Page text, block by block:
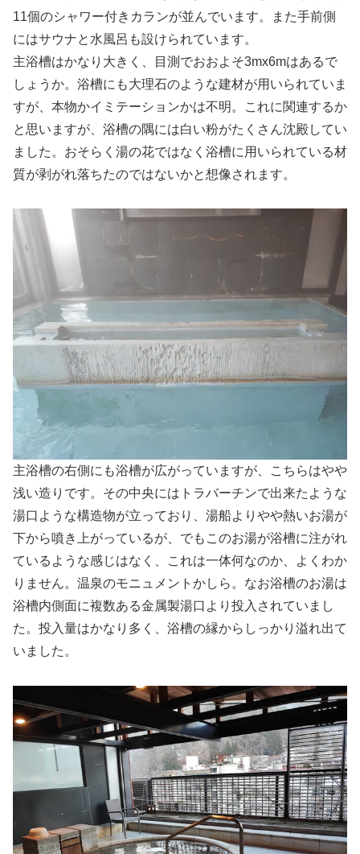
11個のシャワー付きカランが並んでいます。また手前側
にはサウナと水風呂も設けられています。
主浴槽はかなり大きく、目測でおおよそ3mx6mはあるで
しょうか。浴槽にも大理石のような建材が用いられていま
すが、本物かイミテーションかは不明。これに関連するか
と思いますが、浴槽の隅には白い粉がたくさん沈殿してい
ました。おそらく湯の花ではなく浴槽に用いられている材
質が剥がれ落ちたのではないかと想像されます。
主浴槽の右側にも浴槽が広がっていますが、こちらはやや
浅い造りです。その中央にはトラバーチンで出来たような
湯口ような構造物が立っており、湯船よりやや熱いお湯が
下から噴き上がっているが、でもこのお湯が浴槽に注がれ
ているような感じはなく、これは一体何なのか、よくわか
りません。温泉のモニュメントかしら。なお浴槽のお湯は
浴槽内側面に複数ある金属製湯口より投入されていまし
た。投入量はかなり多く、浴槽の縁からしっかり溢れ出て
いました。